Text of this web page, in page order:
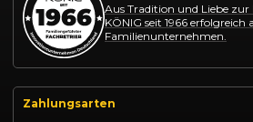
Aus Tradition und Liebe
KÖNIG seit 1966 erfolgreich
Familienunternehmen.
Zahlungsarten